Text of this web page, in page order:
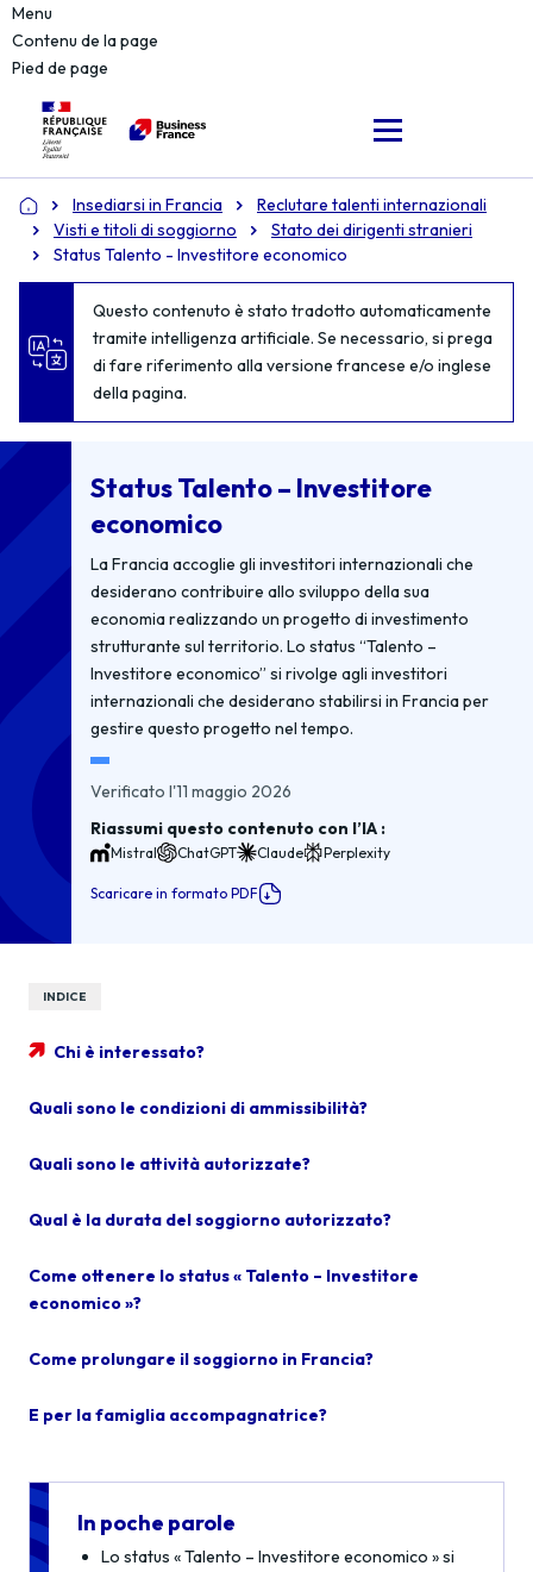
Menu
Contenu de la page
Pied de page
Accueil Insediarsi in Francia
Reclutare talenti internazionali
Visti e titoli di soggiorno
Stato dei dirigenti stranieri
Status Talento - Investitore economico
Questo contenuto è stato tradotto automaticamente
tramite intelligenza artificiale. Se necessario, si prega
di fare riferimento alla versione francese e/o inglese
della pagina.
Status Talento – Investitore
economico
La Francia accoglie gli investitori internazionali che
desiderano contribuire allo sviluppo della sua
economia realizzando un progetto di investimento
strutturante sul territorio. Lo status “Talento –
Investitore economico” si rivolge agli investitori
internazionali che desiderano stabilirsi in Francia per
gestire questo progetto nel tempo.
Verificato l'11 maggio 2026
Riassumi questo contenuto con l’IA :
Mistral ChatGPT Claude Perplexity
Scaricare in formato PDF
INDICE
Chi è interessato?
Quali sono le condizioni di ammissibilità?
Quali sono le attività autorizzate?
Qual è la durata del soggiorno autorizzato?
Come ottenere lo status « Talento – Investitore
economico »?
Come prolungare il soggiorno in Francia?
E per la famiglia accompagnatrice?
In poche parole
Lo status « Talento – Investitore economico » si